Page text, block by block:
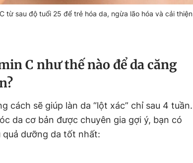
từ sau độ tuổi 25 để trẻ hóa da, ngừa lão hóa và cải thiện
C như thế nào để da căng
cách sẽ giúp làn da “lột xác” chỉ sau 4 tuần.
da cơ bản được chuyên gia gợi ý, bạn có
dưỡng da tốt nhất: